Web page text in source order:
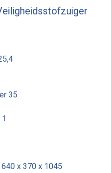
35
x 370 x 1045